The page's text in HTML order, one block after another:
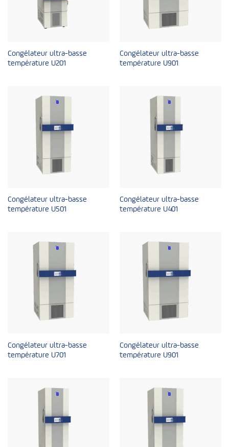
Congélateur ultra-basse
température U201
Congélateur ultra-basse
température U901
Congélateur ultra-basse
température U501
Congélateur ultra-basse
température U401
Congélateur ultra-basse
température U701
Congélateur ultra-basse
température U901